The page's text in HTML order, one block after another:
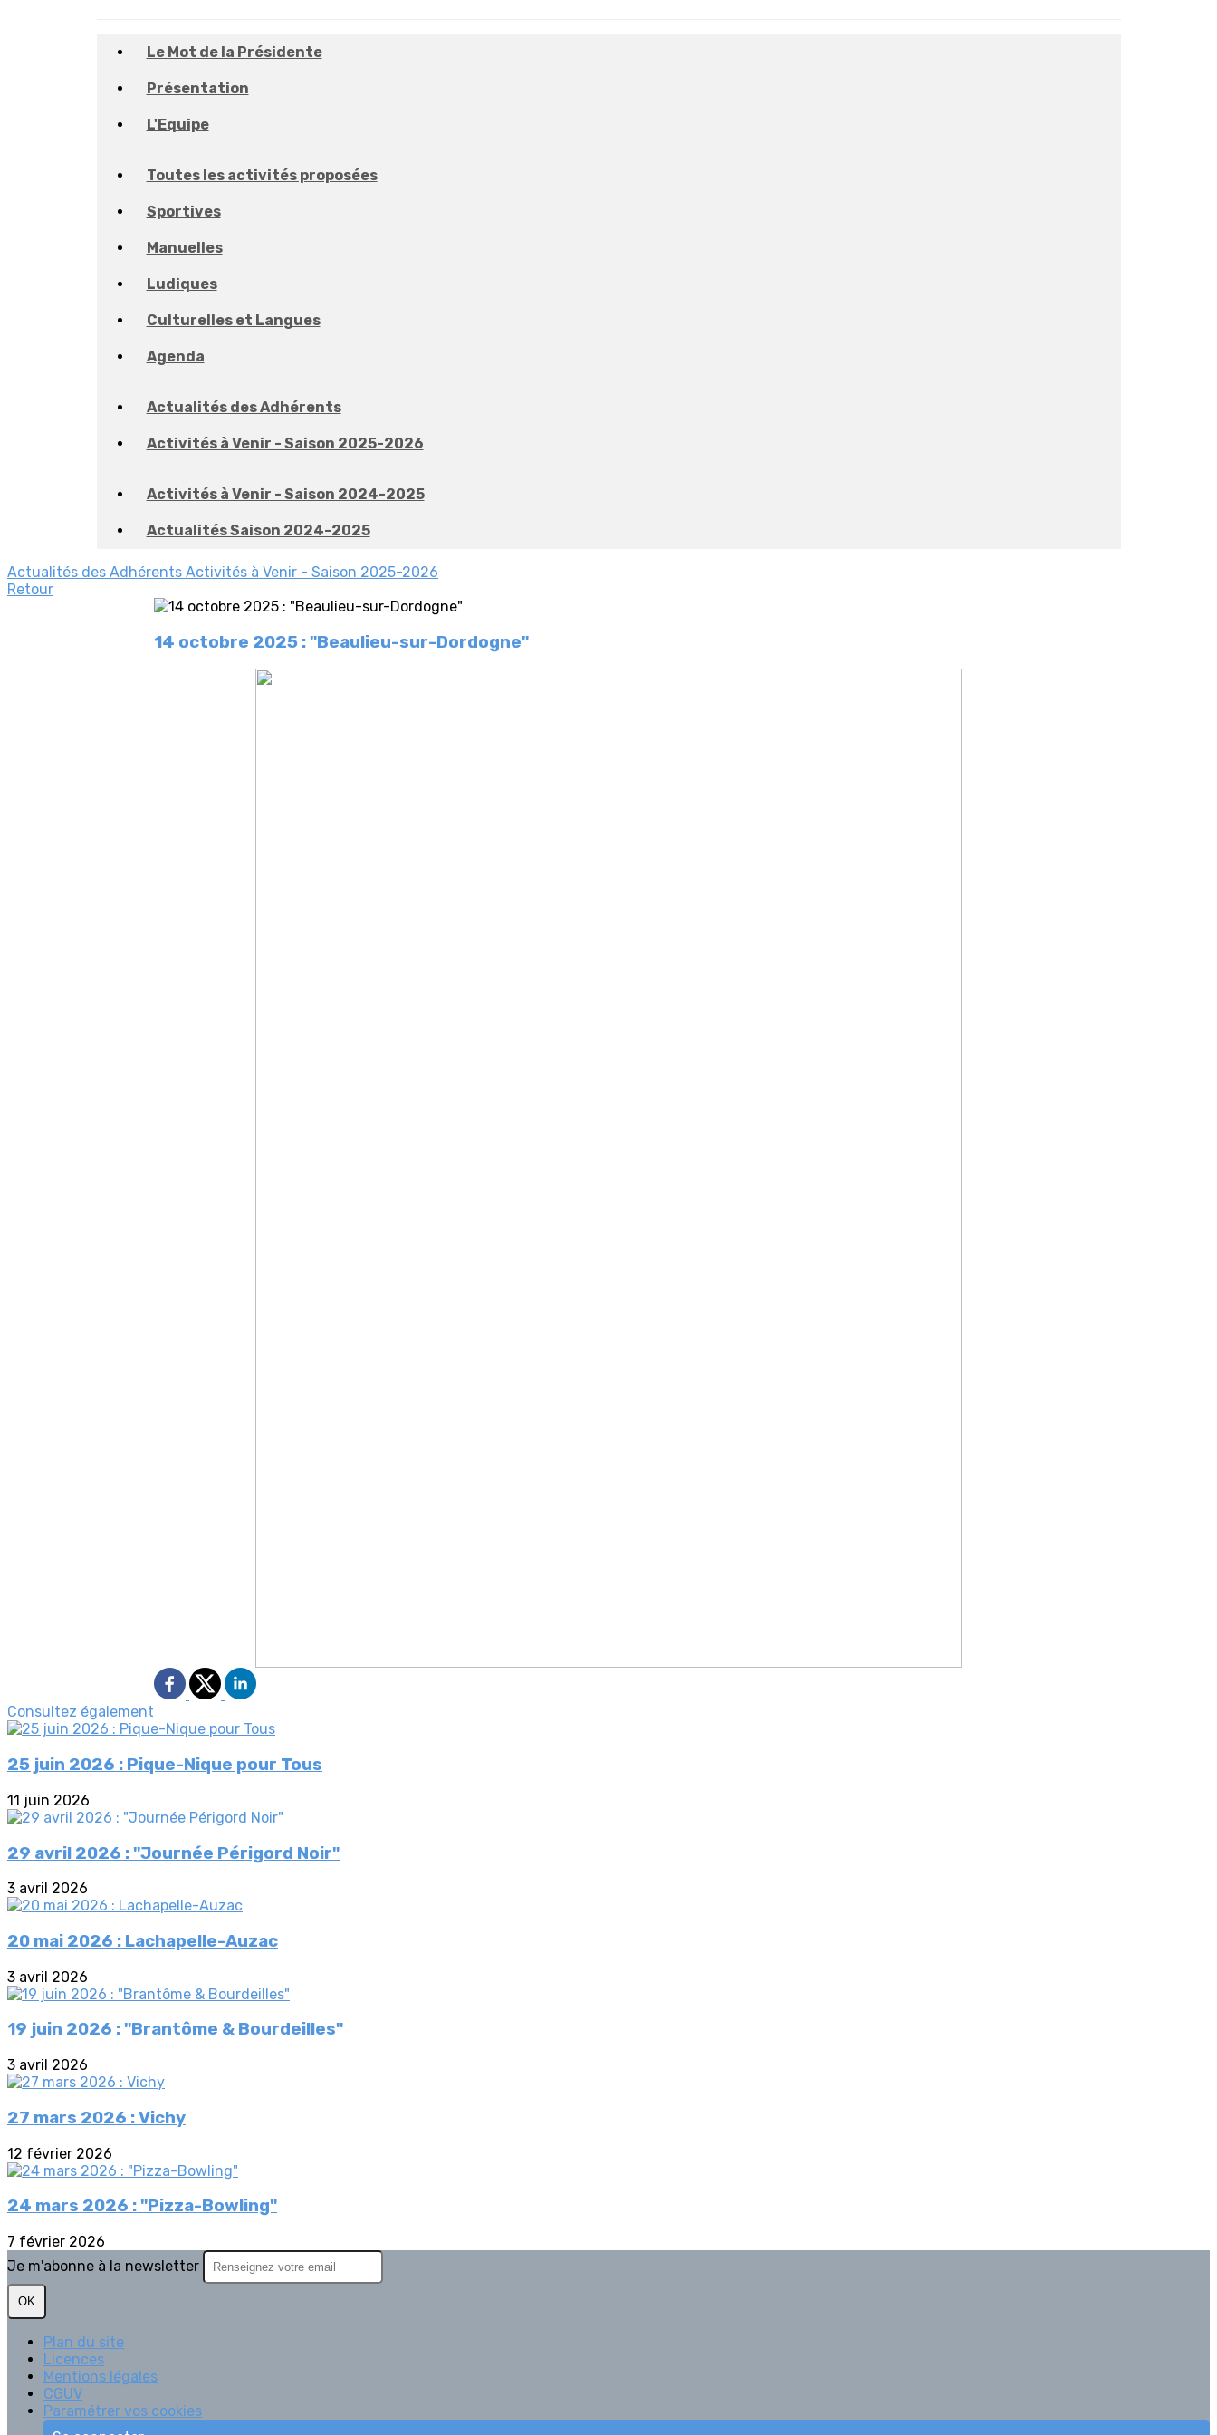
Le Mot de la Présidente
Présentation
L'Equipe
Toutes les activités proposées
Sportives
Manuelles
Ludiques
Culturelles et Langues
Agenda
Actualités des Adhérents
Activités à Venir - Saison 2025-2026
Activités à Venir - Saison 2024-2025
Actualités Saison 2024-2025
Actualités des Adhérents Activités à Venir - Saison 2025-2026
Retour
14 octobre 2025 : "Beaulieu-sur-Dordogne"
Consultez également
25 juin 2026 : Pique-Nique pour Tous
11 juin 2026
29 avril 2026 : "Journée Périgord Noir"
3 avril 2026
20 mai 2026 : Lachapelle-Auzac
3 avril 2026
19 juin 2026 : "Brantôme & Bourdeilles"
3 avril 2026
27 mars 2026 : Vichy
12 février 2026
24 mars 2026 : "Pizza-Bowling"
7 février 2026
Je m'abonne à la newsletter
OK
Plan du site
Licences
Mentions légales
CGUV
Paramétrer vos cookies